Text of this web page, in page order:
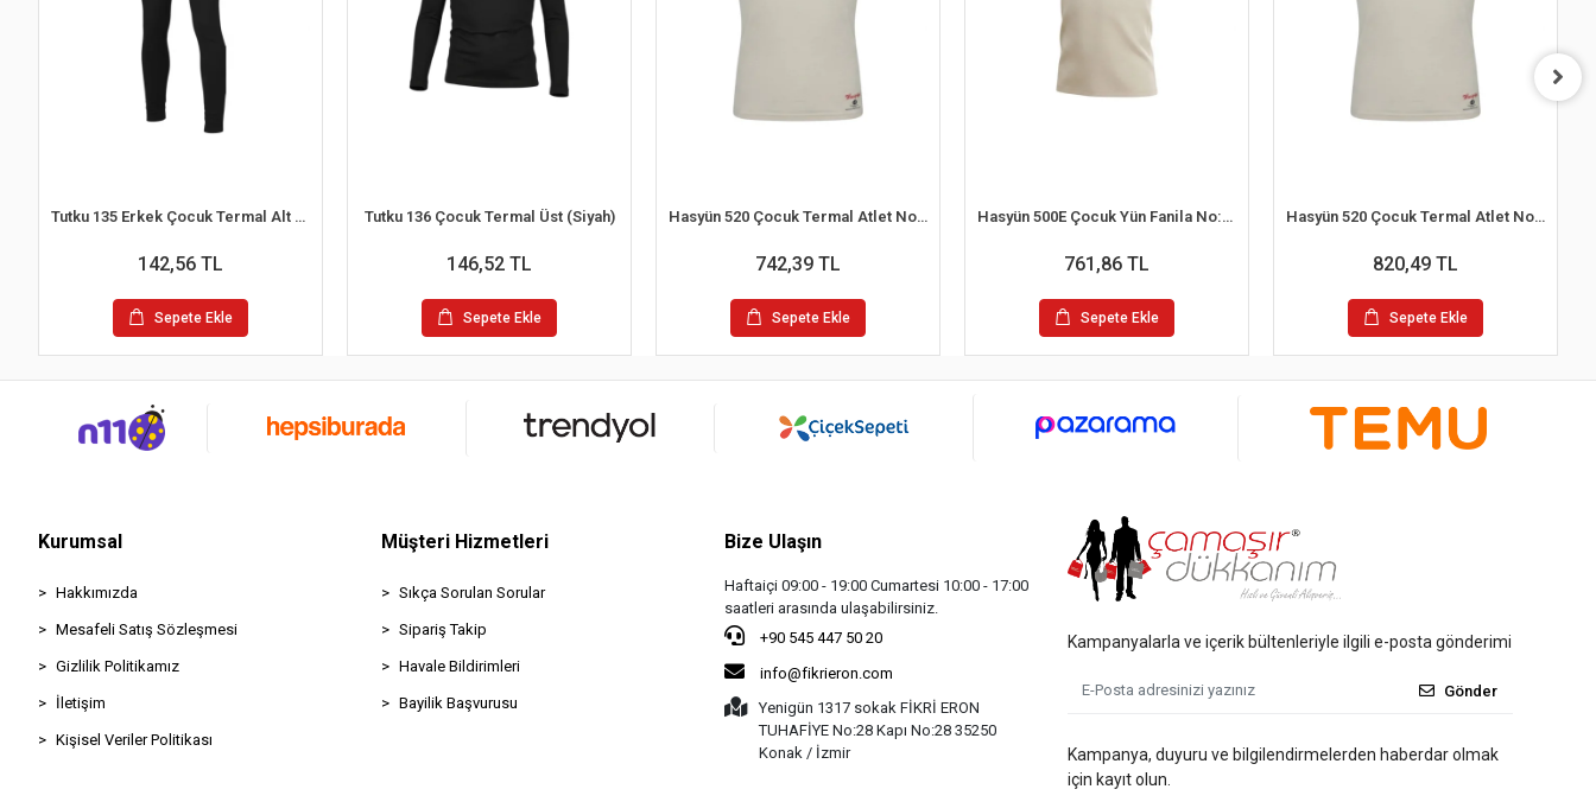
Tutku 135 Erkek Çocuk Termal Alt (Siyah)
142,56 TL
Sepete Ekle
Tutku 136 Çocuk Termal Üst (Siyah)
146,52 TL
Sepete Ekle
Hasyün 520 Çocuk Termal Atlet No.6 (6-7 Yaş)
742,39 TL
Sepete Ekle
Hasyün 500E Çocuk Yün Fanila No:8 (8 Yaş)
761,86 TL
Sepete Ekle
Hasyün 520 Çocuk Termal Atlet No.12 (12-14 Yaş)
820,49 TL
Sepete Ekle
Kurumsal
Hakkımızda
Mesafeli Satış Sözleşmesi
Gizlilik Politikamız
İletişim
Kişisel Veriler Politikası
Müşteri Hizmetleri
Sıkça Sorulan Sorular
Sipariş Takip
Havale Bildirimleri
Bayilik Başvurusu
Bize Ulaşın
Haftaiçi 09:00 - 19:00 Cumartesi 10:00 - 17:00
saatleri arasında ulaşabilirsiniz.
+90 545 447 50 20
info@fikrieron.com
Yenigün 1317 sokak FİKRİ ERON
TUHAFİYE No:28 Kapı No:28 35250
Konak / İzmir
Kampanyalarla ve içerik bültenleriyle ilgili e-posta gönderimi
Gönder
Kampanya, duyuru ve bilgilendirmelerden haberdar olmak
için kayıt olun.